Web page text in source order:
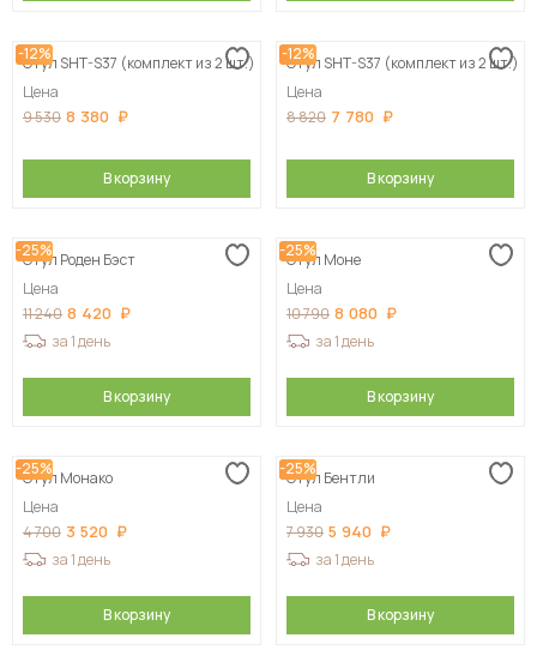
-12%
Стул SHT-S37 (комплект из 2 шт.)
Цена
9 530 8 380
В корзину
-12%
Стул SHT-S37 (комплект из 2 шт.)
Цена
8 820 7 780
В корзину
-25%
Стул Роден Бэст
Цена
11 240 8 420
за 1 день
В корзину
-25%
Стул Моне
Цена
10 790 8 080
за 1 день
В корзину
-25%
Стул Монако
Цена
4 700 3 520
за 1 день
В корзину
-25%
Стул Бентли
Цена
7 930 5 940
за 1 день
В корзину